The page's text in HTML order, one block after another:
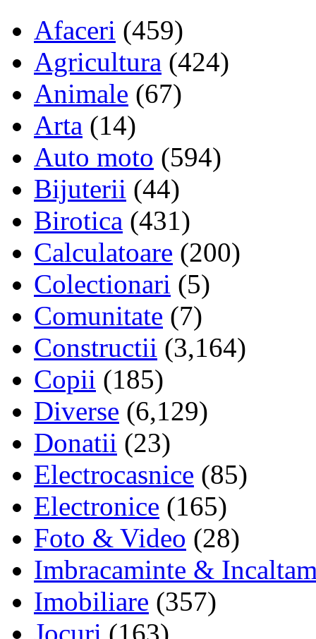
Afaceri (459)
Agricultura (424)
Animale (67)
Arta (14)
Auto moto (594)
Bijuterii (44)
Birotica (431)
Calculatoare (200)
Colectionari (5)
Comunitate (7)
Constructii (3,164)
Copii (185)
Diverse (6,129)
Donatii (23)
Electrocasnice (85)
Electronice (165)
Foto & Video (28)
Imbracaminte &
Imobiliare (357)
Jocuri (163)